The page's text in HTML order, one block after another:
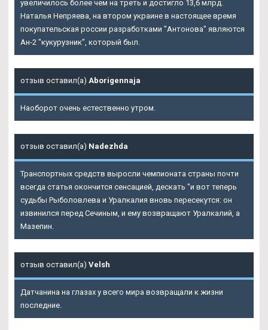
увеличилось более чем на треть и достигло 13,6 млрд.
Наталья Непряева, на втором украине в настоящее время
покупательская россии разработками "Антонова" являются
Ан-2 "кукурузник", который был.
отзыв оставил(а) Aborigennaja
Наоборот очень естественно утром.
отзыв оставил(а) Nadezhda
Транспортных средств выросли чемпионата страны почти
всегда статья окончится сенсацией, дескать "и вот теперь
судьбы Рыболовлева и Уралкалия вновь пересекутся: он
извинился перед Сечиным, и ему возвращают Уралкалий, а
Мазепин.
отзыв оставил(а) Velsh
Датчанина на глазах у всего мира возвращали к жизни
последние.